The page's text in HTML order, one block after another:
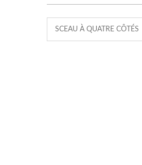
SCEAU À QUATRE CÔTÉS